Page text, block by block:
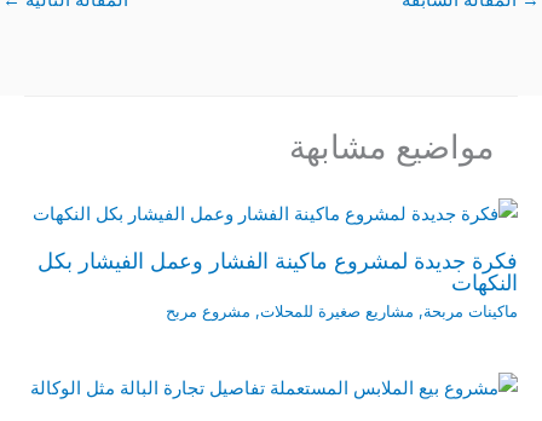
مواضيع مشابهة
فكرة جديدة لمشروع ماكينة الفشار وعمل الفيشار بكل
النكهات
ماكينات مربحة, مشاريع صغيرة للمحلات, مشروع مربح